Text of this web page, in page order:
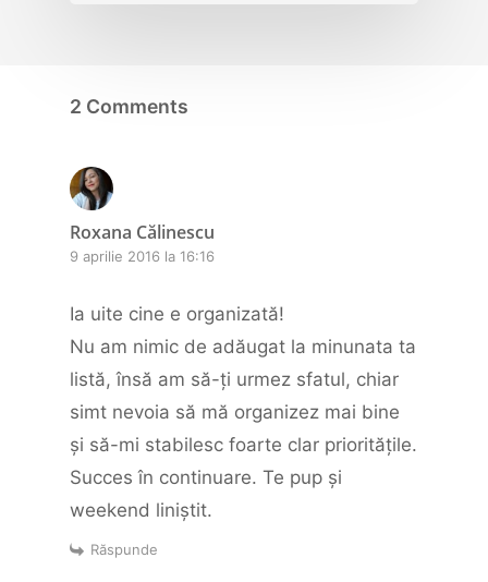
2 Comments
Roxana Călinescu
9 aprilie 2016 la 16:16
Ia uite cine e organizată!
Nu am nimic de adăugat la minunata ta
listă, însă am să-ți urmez sfatul, chiar
simt nevoia să mă organizez mai bine
și să-mi stabilesc foarte clar prioritățile.
Succes în continuare. Te pup și
weekend liniștit.
Răspunde